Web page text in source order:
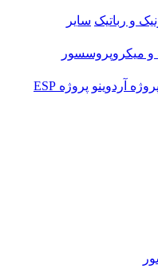
و رباتیک سایر
و میکروپروسسور
پروژه آردوینو پروژه ESP